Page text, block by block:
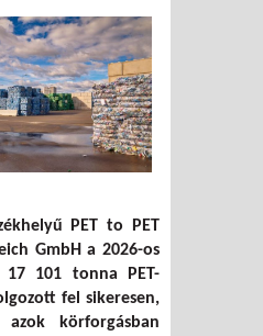
Közzétette 2026-os első
mérlegét a PET to PET
PET to PET
GmbH a 2026-os
101 tonna PET-
fel sikeresen,
körforgásban